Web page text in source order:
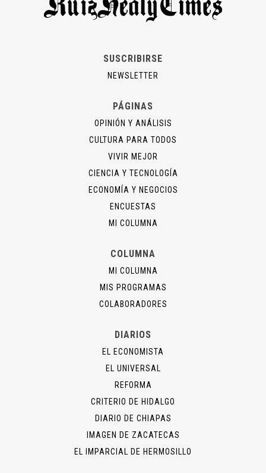
SUSCRIBIRSE
NEWSLETTER
PÁGINAS
OPINIÓN Y ANÁLISIS
CULTURA PARA TODOS
VIVIR MEJOR
CIENCIA Y TECNOLOGÍA
ECONOMÍA Y NEGOCIOS
ENCUESTAS
MI COLUMNA
COLUMNA
MI COLUMNA
MIS PROGRAMAS
COLABORADORES
DIARIOS
EL ECONOMISTA
EL UNIVERSAL
REFORMA
CRITERIO DE HIDALGO
DIARIO DE CHIAPAS
IMAGEN DE ZACATECAS
EL IMPARCIAL DE HERMOSILLO